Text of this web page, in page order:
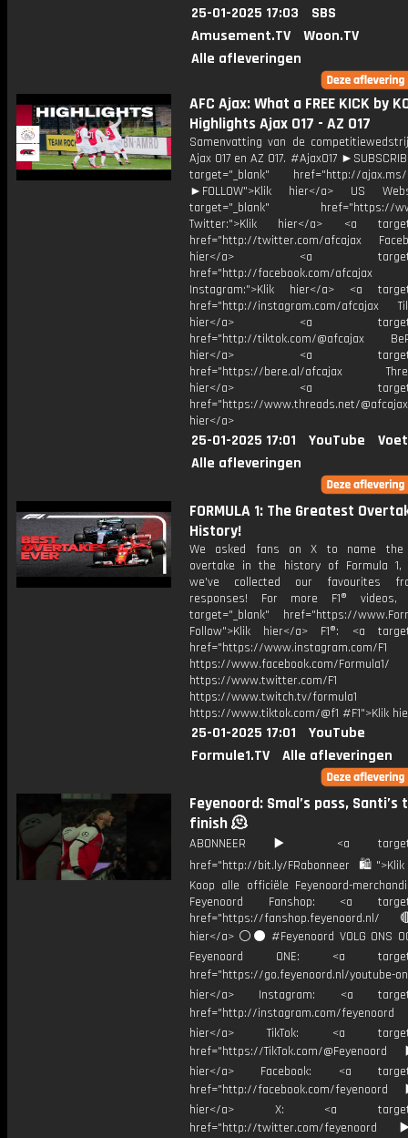
25-01-2025 17:03
SBS
Amusement.TV
Woon.TV
Alle afleveringen
AFC Ajax: What a FREE KICK by
Highlights Ajax O17 - AZ O17
Samenvatting van de
Ajax O17 en AZ O17. #AjaxO17
target="_blank" href="http://ajax.ms/
►FOLLOW">Klik hier</a> US
target="_blank" href="https://
Twitter:">Klik hier</a> <a
href="http://twitter.com/afcajax
hier</a> <a
href="http://facebook.com/afcajax
Instagram:">Klik hier</a> <a
href="http://instagram.com/afcajax
hier</a> <a
href="http://tiktok.com/@afcajax
hier</a> <a
href="https://bere.al/afcajax
hier</a> <a
href="https://www.threads.net/
hier</a>
25-01-2025 17:01 YouTube
Alle afleveringen
FORMULA 1: The Greatest
History!
We asked fans on X to name the
overtake in the history of Formula 1,
we've collected our favourites
responses! For more F1®
target="_blank" href="https://
Follow">Klik hier</a> F1®: <a
href="https://www.instagram.com/F1
https://www.facebook.com/Formula1/
https://www.twitter.com/F1
https://www.twitch.tv/formula1
https://www.tiktok.com/@f1 #F1">Klik
25-01-2025 17:01
YouTube
Formule1.TV
Alle afleveringen
Feyenoord: Smal’s pass, Santi’s
finish 🫠
ABONNEER ▶️ <a
href="http://bit.ly/FRabonneer
Koop alle officiële Feyenoord-
Feyenoord Fanshop: <a
href="https://
hier</a> ⚪️⚫ #Feyenoord VOLG ONS
Feyenoord ONE: <a
href="https://go.feyenoord.nl/youtube-
hier</a> Instagram: <a
href="http://instagram.com/
hier</a> TikTok: <a
href="https://TikTok.com/
hier</a> Facebook: <a
href="http://facebook.com/
hier</a> X: <a
href="http://twitter.com/